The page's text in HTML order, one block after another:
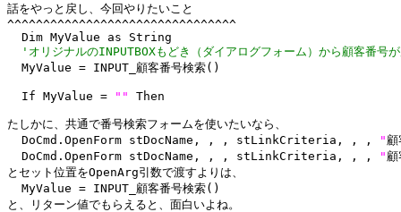
話をやっと戻し、今回やりたいこと
^^^^^^^^^^^^^^^^^^^^^^^^^^^^^^^^
  Dim MyValue as String
'オリジナルのINPUTBOXもどき（ダイアログフォーム）から顧客番号
  MyValue = INPUT_顧客番号検索()
  If MyValue =
" " Then
たしかに、共通で番号検索フォームを使いたいなら、
  DoCmd.OpenForm stDocName, , , stLinkCriteria, , ,
"
  DoCmd.OpenForm stDocName, , , stLinkCriteria, , ,
"
とセット位置をOpenArg引数で渡すよりは、
  MyValue = INPUT_顧客番号検索()
と、リターン値でもらえると、面白いよね。